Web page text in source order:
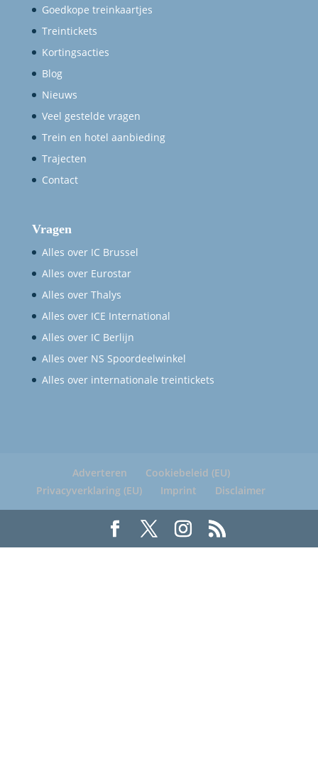
Goedkope treinkaartjes
Treintickets
Kortingsacties
Blog
Nieuws
Veel gestelde vragen
Trein en hotel aanbieding
Trajecten
Contact
Vragen
Alles over IC Brussel
Alles over Eurostar
Alles over Thalys
Alles over ICE International
Alles over IC Berlijn
Alles over NS Spoordeelwinkel
Alles over internationale treintickets
Adverteren
Cookiebeleid (EU)
Privacyverklaring (EU)
Imprint Disclaimer